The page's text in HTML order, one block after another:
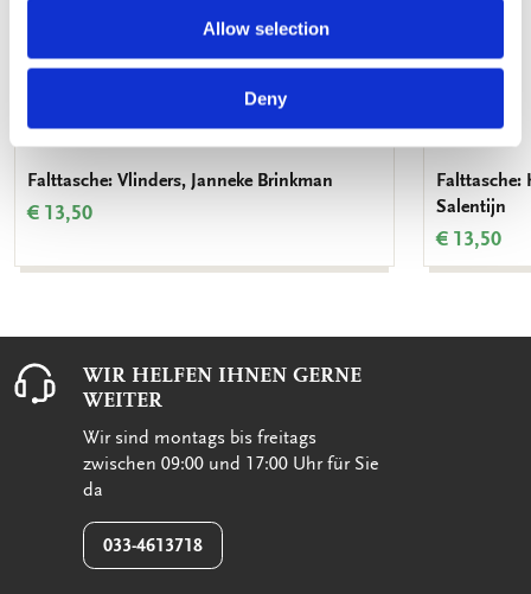
Allow selection
Deny
Falttasche: Vlinders, Janneke Brinkman
€ 13,50
Falttasche:
Salentijn
€ 13,50
WIR HELFEN IHNEN GERNE
WEITER
Wir sind montags bis freitags
zwischen 09:00 und 17:00 Uhr für Sie
da
033-4613718